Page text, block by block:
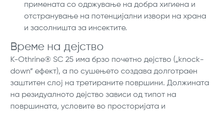
примената со одржување на добра хигиена и
отстранување на потенцијални извори на храна
и засолништа за инсектите.
Време на дејство
K-Othrine® SC 25 има брзо почетно дејство („knock-
down“ ефект), а по сушењето создава долготраен
заштитен слој на третираните површини. Должината
на резидуалното дејство зависи од типот на
површината, условите во просторијата и